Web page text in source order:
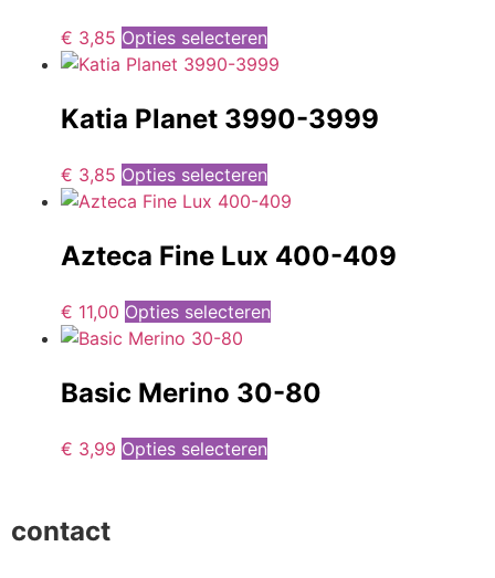
€ 3,85 Opties selecteren
Katia Planet 3990-3999
€ 3,85 Opties selecteren
Azteca Fine Lux 400-409
€ 11,00 Opties selecteren
Basic Merino 30-80
€ 3,99 Opties selecteren
contact